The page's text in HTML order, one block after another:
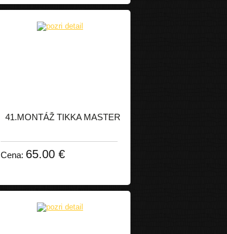
41.MONTÁŽ TIKKA MASTER
Cena: 65.00 €